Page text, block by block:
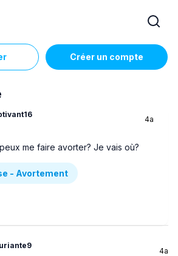
Créer un compte
4a
me faire avorter? Je vais où?
- Avortement
4a